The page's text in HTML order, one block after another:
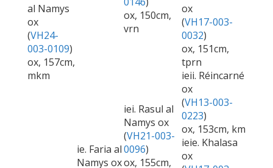
al Namys
ox
(VH24-
003-0109)
ox, 157cm,
mkm
ox, 150cm,
vrn
ox
(VH17-003-
0032)
ox, 151cm,
tprn
ie. Faria al
Namys ox
iei. Rasul al
Namys ox
(VH21-003-
0096)
ox, 155cm,
ieii. Réincarné
ox
(VH13-003-
0223)
ox, 153cm, km
ieie. Khalasa
ox